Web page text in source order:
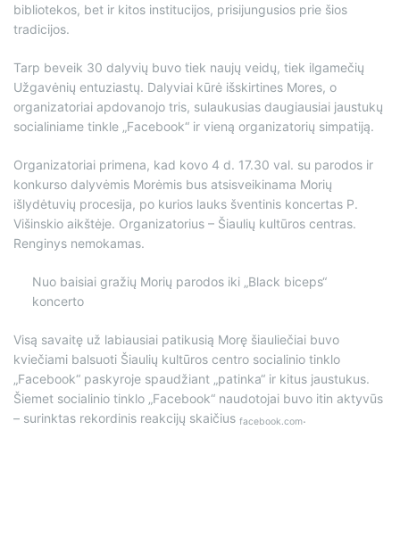
bibliotekos, bet ir kitos institucijos, prisijungusios prie šios
tradicijos.
Tarp beveik 30 dalyvių buvo tiek naujų veidų, tiek ilgamečių
Užgavėnių entuziastų. Dalyviai kūrė išskirtines Mores, o
organizatoriai apdovanojo tris, sulaukusias daugiausiai jaustukų
socialiniame tinkle „Facebook“ ir vieną organizatorių simpatiją.
Organizatoriai primena, kad kovo 4 d. 17.30 val. su parodos ir
konkurso dalyvėmis Morėmis bus atsisveikinama Morių
išlydėtuvių procesija, po kurios lauks šventinis koncertas P.
Višinskio aikštėje. Organizatorius – Šiaulių kultūros centras.
Renginys nemokamas.
Nuo baisiai gražių Morių parodos iki „Black biceps“
koncerto
Visą savaitę už labiausiai patikusią Morę šiauliečiai buvo
kviečiami balsuoti Šiaulių kultūros centro socialinio tinklo
„Facebook“ paskyroje spaudžiant „patinka“ ir kitus jaustukus.
Šiemet socialinio tinklo „Facebook“ naudotojai buvo itin aktyvūs
– surinktas rekordinis reakcijų skaičius facebook.com.